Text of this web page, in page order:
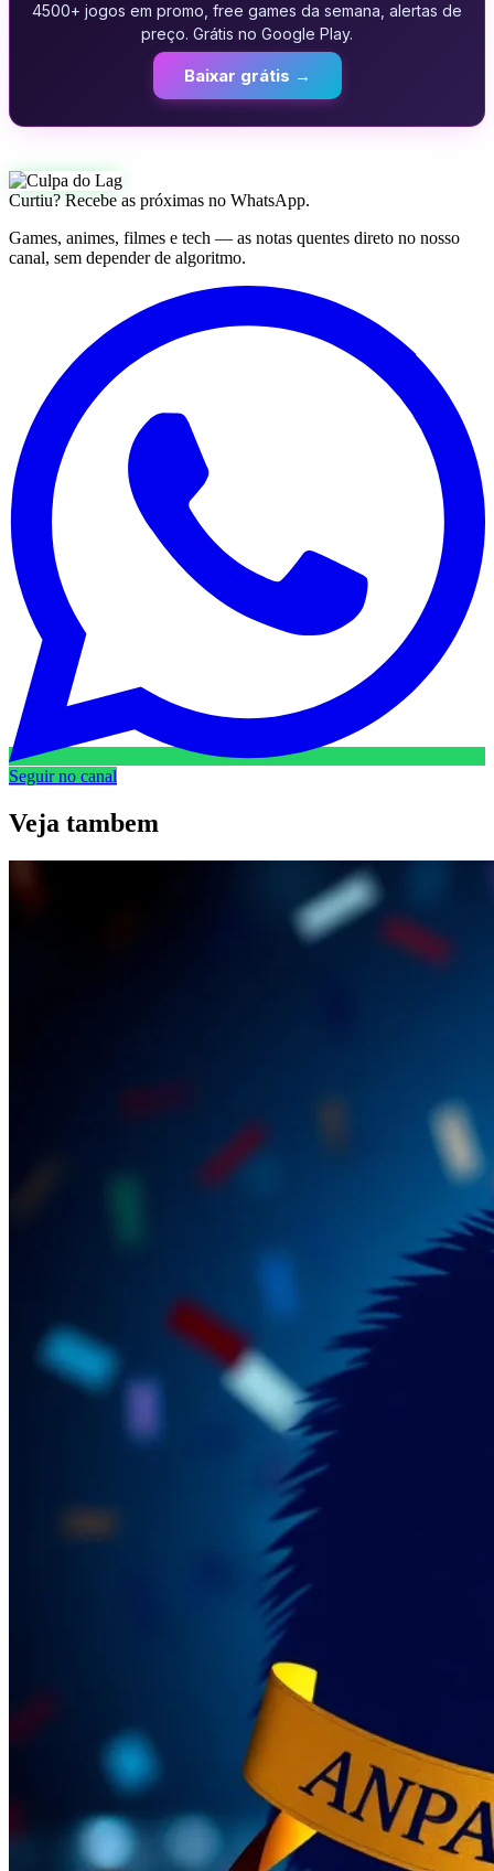
4500+ jogos em promo, free games da semana, alertas de
preço. Grátis no Google Play.
Baixar grátis →
Curtiu? Recebe as próximas no WhatsApp.
Games, animes, filmes e tech — as notas quentes direto no nosso
canal, sem depender de algoritmo.
Seguir no canal
Veja tambem